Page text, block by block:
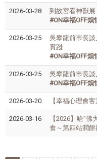
2026-03-28
到故宮看神獸展
#ON幸福OFF煩
2026-03-25
吳攀龍前巿長
實踐
#ON幸福OFF煩
2026-03-25
吳攀龍前巿長
#ON幸福OFF煩
2026-03-20 【幸福心理會
2026-03-16
【2026】哈”
食～第四站潤餅